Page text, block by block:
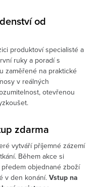
od
produktoví specialisté a
ruky a poradí s
zaměřené na praktické
v reálných
otevřenou
zdarma
vytváří příjemné zázemí
Během akce si
objednané zboží
v den konání.Vstup na